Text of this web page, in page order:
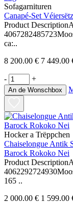
Sofagarnituren
Canapé-Set
Product
ca:..
8 200.00 € 7 449.00
- +
An de Wonschbox
Hocker a Trëppchen
Chaiselongue Antik
Barock Rokoko Nei
Product
165 ..
2 000.00 € 1 599.00